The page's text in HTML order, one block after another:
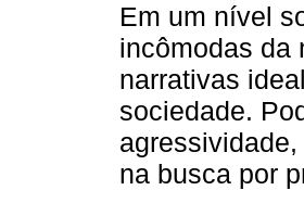
Em um nível
incômodas da
narrativas
sociedade.
na busca por